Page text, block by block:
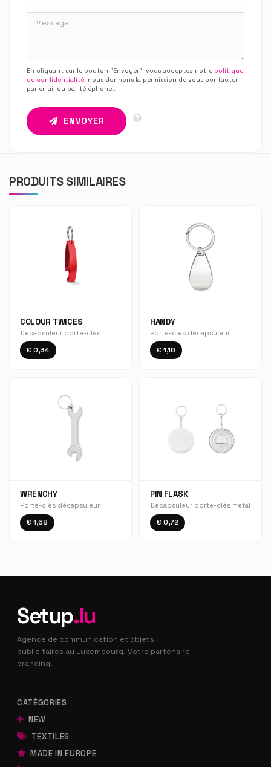
En cliquant sur le bouton “Envoyer”, vous acceptez notre politique
de confidentialité, nous donnons la permission de vous contacter
par email ou par téléphone..
ENVOYER
PRODUITS SIMILAIRES
COLOUR TWICES
Décapsuleur porte-clés
€ 0,34
HANDY
Porte-clés décapsuleur
€ 1,16
WRENCHY
Porte-clés décapsuleur
€ 1,68
PIN FLASK
Décapsuleur porte-clés métal
€ 0,72
Setup.lu
Agence de communication et objets
publicitaires au Luxembourg. Votre partenaire
branding.
CATÉGORIES
NEW
TEXTILES
MADE IN EUROPE